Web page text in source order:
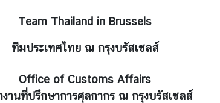
Team Thailand in Brussels
ทีมประเทศไทย ณ กรุงบรัสเซลส์
Office of Customs Affairs
งานที่ปรึกษาการศุลกากร ณ กรุงบรัสเซลส์